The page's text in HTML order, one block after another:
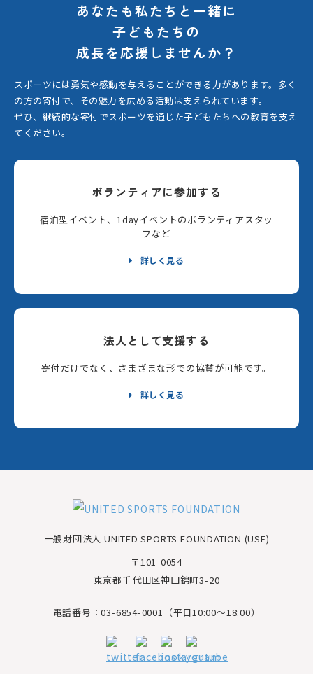
あなたも私たちと一緒に
子どもたちの
成長を応援しませんか？
スポーツには勇気や感動を与えることができる力があります。 多く
の方の寄付で、その魅力を広める活動は支えられています。
ぜひ、継続的な寄付でスポーツを通じた子どもたちへの教育を支え
てください。
ボランティアに参加する
宿泊型イベント、1dayイベントのボランティアスタッ
フなど
詳しく見る
法人として支援する
寄付だけでなく、さまざまな形での協賛が可能です。
詳しく見る
一般財団法人 UNITED SPORTS FOUNDATION (USF)
〒101-0054
東京都千代田区神田錦町3-20
電話番号：03-6854-0001（平日10:00～18:00）